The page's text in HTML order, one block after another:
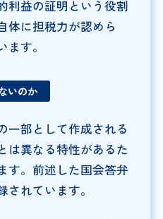
利益の証明という役割
体に担税力が認めら
す。
いのか
部として作成される
は異なる特性があるた
す。前述した国会答弁
れています。